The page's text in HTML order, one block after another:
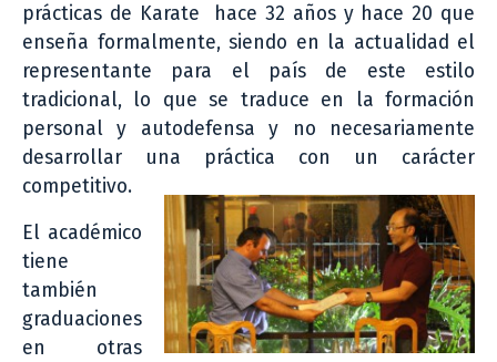
prácticas de Karate hace 32 años y hace 20 que
enseña formalmente, siendo en la actualidad el
representante para el país de este estilo
tradicional, lo que se traduce en la formación
personal y autodefensa y no necesariamente
desarrollar una práctica con un carácter
competitivo.
El académico
tiene
también
graduaciones
en otras